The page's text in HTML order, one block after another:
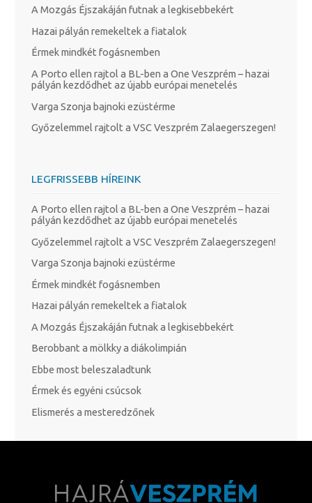
A Mozgás Éjszakáján futnak a legkisebbekért
Hazai pályán remekeltek a fiatalok
Érmek mindkét fogásnemben
A Porto ellen rajtol a BL-ben a One Veszprém – hazai
pályán kezdődhet az újabb európai menetelés
Varga Szonja bajnoki ezüstérme
Győzelemmel rajtolt a VSC Veszprém Zalaegerszegen!
LEGFRISSEBB HÍREINK
A Porto ellen rajtol a BL-ben a One Veszprém – hazai
pályán kezdődhet az újabb európai menetelés
Győzelemmel rajtolt a VSC Veszprém Zalaegerszegen!
Varga Szonja bajnoki ezüstérme
Érmek mindkét fogásnemben
Hazai pályán remekeltek a fiatalok
A Mozgás Éjszakáján futnak a legkisebbekért
Berobbant a mölkky a diákolimpián
Ebbe most beleszaladtunk
Érmek és egyéni csúcsok
Elismerés a mesteredzőnek